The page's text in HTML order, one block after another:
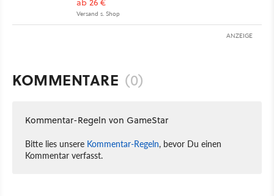
ab 26 €
Versand s. Shop
ANZEIGE
KOMMENTARE (0)
Kommentar-Regeln von GameStar
Bitte lies unsere Kommentar-Regeln, bevor Du einen
Kommentar verfasst.